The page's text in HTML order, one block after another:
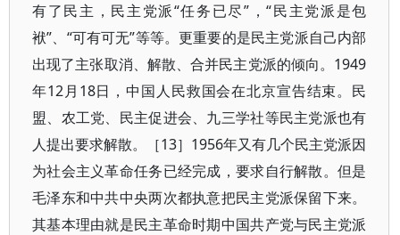
有了民主，民主党派“任务已尽”，“民主党派是包
袱”、“可有可无”等等。更重要的是民主党派自己内部
出现了主张取消、解散、合并民主党派的倾向。1949
年12月18日，中国人民救国会在北京宣告结束。民
盟、农工党、民主促进会、九三学社等民主党派也有
人提出要求解散。［13］1956年又有几个民主党派因
为社会主义革命任务已经完成，要求自行解散。但是
毛泽东和中共中央两次都执意把民主党派保留下来。
其基本理由就是民主革命时期中国共产党与民主党派